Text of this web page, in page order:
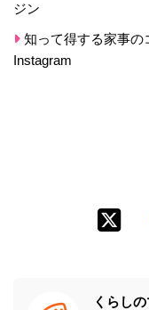
ジン
知って得する家事の
Instagram
くらし